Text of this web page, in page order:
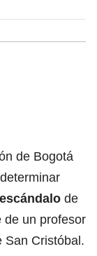
de Bogotá
de
de un profesor
San Cristóbal.